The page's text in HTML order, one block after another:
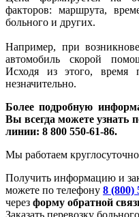
факторов: маршрута,
больного и других.
Например, при
автомобиль скорой
Исходя из этого, время
незначительно.
Более подробную
Вы всегда можете узнать
линии: 8 800 550-61-86.
Мы работаем
Получить информацию и
можете по телефону 8 (800)
через форму обратной